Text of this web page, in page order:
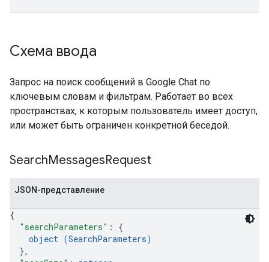
Схема ввода
Запрос на поиск сообщений в Google Chat по
ключевым словам и фильтрам. Работает во всех
пространствах, к которым пользователь имеет доступ,
или может быть ограничен конкретной беседой.
SearchMessagesRequest
JSON-представление
{
"searchParameters" : {
object (SearchParameters)
},